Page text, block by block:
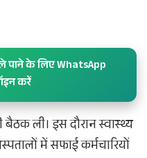
पाने के लिए WhatsApp
करें
ली। इस दौरान स्वास्थ्य
में सफाई कर्मचारियों